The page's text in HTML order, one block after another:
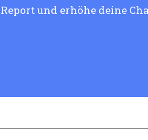
Report und erhöhe deine